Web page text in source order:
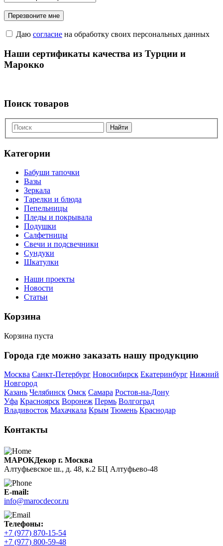
Даю согласие на обработку своих персональных данных
Наши сертификаты качества из Турции и
Марокко
Поиск товаров
Найти
Категории
Бабуши тапочки
Вазы
Зеркала
Тарелки и блюда
Пепельницы
Пледы и покрывала
Подушки
Салфетницы
Свечи и подсвечники
Сундуки
Шкатулки
Наши проекты
Новости
Статьи
Корзина
Корзина пуста
Города где можно заказать нашу продукцию
Москва Санкт-Петербург Новосибирск Екатеринбург Нижний
Новгород
Казань Челябинск Омск Самара Ростов-на-Дону
Уфа Красноярск Воронеж Пермь Волгоград
Владивосток Махачкала Крым Тюмень Краснодар
Контакты
МАРОКДекор г. Москва
Алтуфьевское ш., д. 48, к.2 БЦ Алтуфьево-48
E-mail:
info@marocdecor.ru
Телефоны:
+7 (977) 870-15-54
+7 (977) 800-59-48